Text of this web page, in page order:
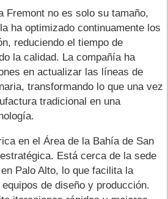
Fremont no es solo su tamaño,
ha optimizado continuamente los
reduciendo el tiempo de
la calidad. La compañía ha
en actualizar las líneas de
transformando lo que una vez
tradicional en una
en el Área de la Bahía de San
Está cerca de la sede
Palo Alto, lo que facilita la
de diseño y producción.